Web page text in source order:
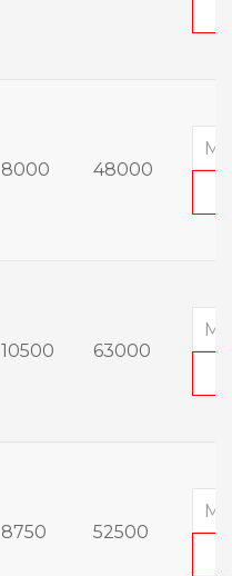
8000 48000
10500 63000
8750 52500